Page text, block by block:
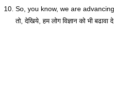
So, you know, we are
तो, देखिये, हम लोग विज्ञान को भी बढावा